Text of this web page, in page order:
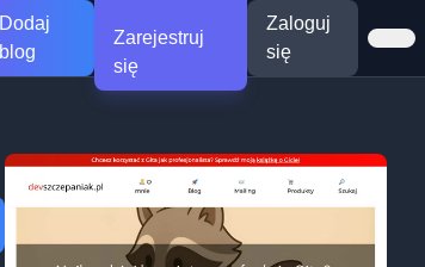
Dodaj
blog
Zarejestruj
się
Zaloguj
się